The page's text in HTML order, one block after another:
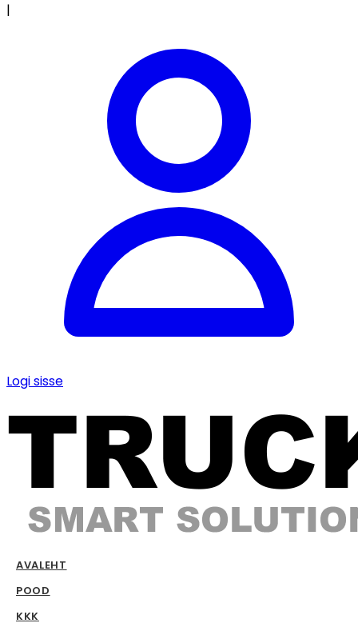
|
Logi sisse
AVALEHT
POOD
KKK